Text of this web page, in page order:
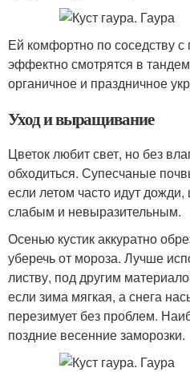
Ей комфортно по соседству с
эффектно смотрятся в
органичное и праздничное
Уход и выращивание
Цветок любит свет, но без
обходиться. Супесчаные
если летом часто идут
слабым и невыразительным.
Осенью кустик аккуратно
уберечь от мороза. Лучше
листву, под другим
если зима мягкая, а снега
перезимует без проблем.
поздние весенние заморозки.